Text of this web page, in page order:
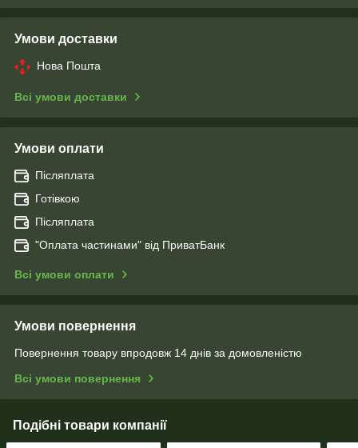
Умови доставки
Нова Пошта
Всі умови доставки
Умови оплати
Післяплата
Готівкою
Післяплата
"Оплата чаcтинами" від ПриватБанк
Всі умови оплати
Умови повернення
Повернення товару впродовж 14 днів за домовленістю
Всі умови повернення
Подібні товари компанії